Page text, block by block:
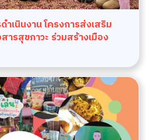
เนินงาน โครงการส่งเสริม
รสุขภาวะ ร่วมสร้างเมือง